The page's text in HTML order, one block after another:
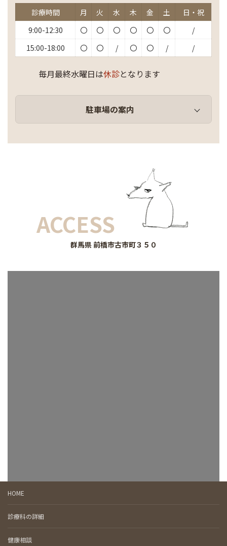
診療時間 月 火 水 木 金 土
日・祝
9:00-12:30
〇 〇 〇 〇 〇 〇
/
15:00-18:00
〇 〇 / 〇 〇 / /
毎月最終水曜日は休診となります
駐車場の案内
ACCESS
群馬県 前橋市古市町３５０
HOME
診療科の詳細
健康相談